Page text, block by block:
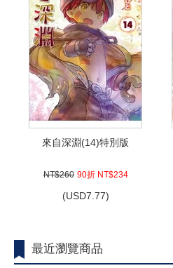
來自深淵(14)特別版
NT$260 90折 NT$234
(USD7.77)
最近瀏覽商品